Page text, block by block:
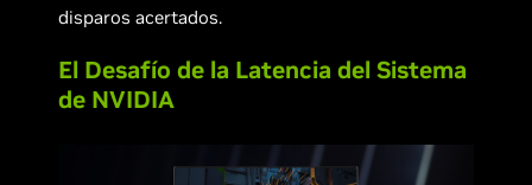
disparos acertados.
El Desafío de la Latencia del Sistema
de NVIDIA